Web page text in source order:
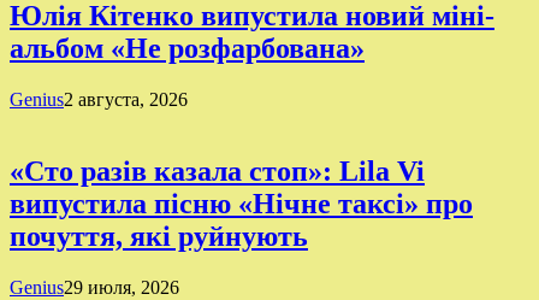
Юлія Кітенко випустила новий міні-
альбом «Не розфарбована»
Genius2 августа, 2026
«Сто разів казала стоп»: Lila Vi
випустила пісню «Нічне таксі» про
почуття, які руйнують
Genius29 июля, 2026